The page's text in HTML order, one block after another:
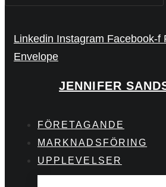
Linkedin Instagram Facebook-f
Envelope
JENNIFER
FÖRETAGANDE
MARKNADSFÖRING
UPPLEVELSER